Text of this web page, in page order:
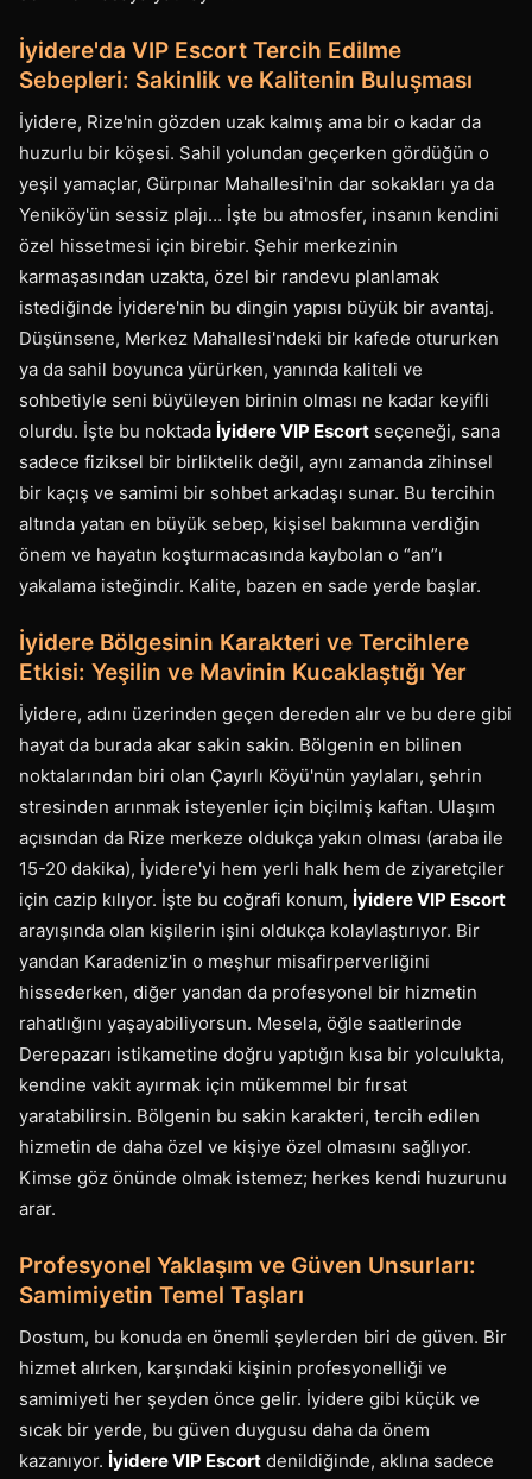
İyidere'da VIP Escort Tercih Edilme
Sebepleri: Sakinlik ve Kalitenin Buluşması
İyidere, Rize'nin gözden uzak kalmış ama bir o kadar da
huzurlu bir köşesi. Sahil yolundan geçerken gördüğün o
yeşil yamaçlar, Gürpınar Mahallesi'nin dar sokakları ya da
Yeniköy'ün sessiz plajı… İşte bu atmosfer, insanın kendini
özel hissetmesi için birebir. Şehir merkezinin
karmaşasından uzakta, özel bir randevu planlamak
istediğinde İyidere'nin bu dingin yapısı büyük bir avantaj.
Düşünsene, Merkez Mahallesi'ndeki bir kafede otururken
ya da sahil boyunca yürürken, yanında kaliteli ve
sohbetiyle seni büyüleyen birinin olması ne kadar keyifli
olurdu. İşte bu noktada İyidere VIP Escort seçeneği, sana
sadece fiziksel bir birliktelik değil, aynı zamanda zihinsel
bir kaçış ve samimi bir sohbet arkadaşı sunar. Bu tercihin
altında yatan en büyük sebep, kişisel bakımına verdiğin
önem ve hayatın koşturmacasında kaybolan o “an”ı
yakalama isteğindir. Kalite, bazen en sade yerde başlar.
İyidere Bölgesinin Karakteri ve Tercihlere
Etkisi: Yeşilin ve Mavinin Kucaklaştığı Yer
İyidere, adını üzerinden geçen dereden alır ve bu dere gibi
hayat da burada akar sakin sakin. Bölgenin en bilinen
noktalarından biri olan Çayırlı Köyü'nün yaylaları, şehrin
stresinden arınmak isteyenler için biçilmiş kaftan. Ulaşım
açısından da Rize merkeze oldukça yakın olması (araba ile
15-20 dakika), İyidere'yi hem yerli halk hem de ziyaretçiler
için cazip kılıyor. İşte bu coğrafi konum, İyidere VIP Escort
arayışında olan kişilerin işini oldukça kolaylaştırıyor. Bir
yandan Karadeniz'in o meşhur misafirperverliğini
hissederken, diğer yandan da profesyonel bir hizmetin
rahatlığını yaşayabiliyorsun. Mesela, öğle saatlerinde
Derepazarı istikametine doğru yaptığın kısa bir yolculukta,
kendine vakit ayırmak için mükemmel bir fırsat
yaratabilirsin. Bölgenin bu sakin karakteri, tercih edilen
hizmetin de daha özel ve kişiye özel olmasını sağlıyor.
Kimse göz önünde olmak istemez; herkes kendi huzurunu
arar.
Profesyonel Yaklaşım ve Güven Unsurları:
Samimiyetin Temel Taşları
Dostum, bu konuda en önemli şeylerden biri de güven. Bir
hizmet alırken, karşındaki kişinin profesyonelliği ve
samimiyeti her şeyden önce gelir. İyidere gibi küçük ve
sıcak bir yerde, bu güven duygusu daha da önem
kazanıyor. İyidere VIP Escort denildiğinde, aklına sadece